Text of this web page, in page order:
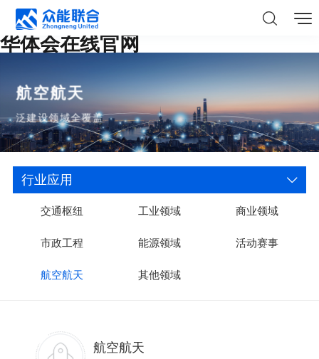
华体会在线官网
航空航天
泛建设领域全覆盖
行业应用
交通枢纽 工业领域 商业领域
市政工程 能源领域 活动赛事
航空航天 其他领域
航空航天